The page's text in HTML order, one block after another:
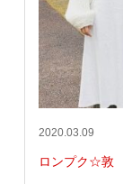
2020.03.09
ロンプク☆敦